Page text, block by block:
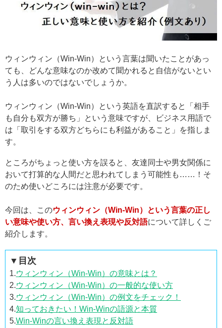
ウィンウィン（Win-Win）という言葉は聞いたことがあっ
ても、どんな意味なのか改めて聞かれると自信がないとい
う人は多いのではないでしょうか。
ウィンウィン（Win-Win）という英語を直訳すると「相手
も自分も双方が勝ち」という意味ですが、ビジネス用語で
は「取引をする双方どちらにも利益があること」を指しま
す。
ところがちょっと使い方を誤ると、友達同士や男女関係に
おいて打算的な人間だと思われてしまう可能性も……！そ
のため使いどころには注意が必要です。
今回は、このウィンウィン（Win-Win）という言葉の正し
い意味や使い方、言い換え表現や反対語について詳しくご
紹介します。
▼目次
1.ウィンウィン（Win-Win）の意味とは？
2.ウィンウィン（Win-Win）の一般的な使い方
3.ウィンウィン（Win-Win）の例文をチェック！
4.知っておきたい！Win-Winの語源と本質
5.Win-Winの言い換え表現と反対語